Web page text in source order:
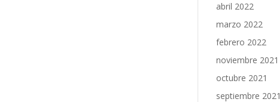
abril 2022
marzo 2022
febrero 2022
noviembre 2021
octubre 2021
septiembre 2021